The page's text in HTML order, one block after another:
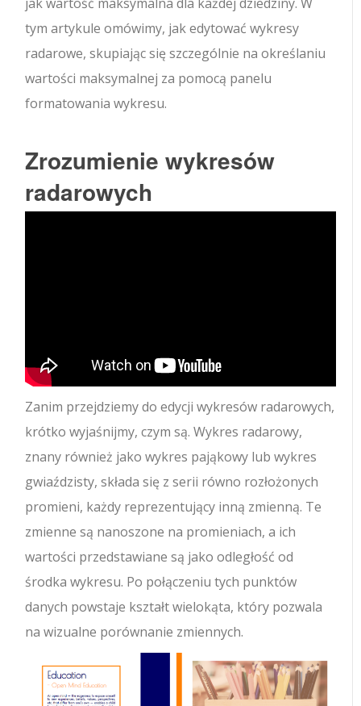
tym artykule omówimy, jak edytować wykresy
radarowe, skupiając się szczególnie na określaniu
wartości maksymalnej za pomocą panelu
formatowania wykresu.
Zrozumienie wykresów
radarowych
Zanim przejdziemy do edycji wykresów radarowych,
krótko wyjaśnijmy, czym są. Wykres radarowy,
znany również jako wykres pająkowy lub wykres
gwiaździsty, składa się z serii równo rozłożonych
promieni, każdy reprezentujący inną zmienną. Te
zmienne są nanoszone na promieniach, a ich
wartości przedstawiane są jako odległość od
środka wykresu. Po połączeniu tych punktów
danych powstaje kształt wielokąta, który pozwala
na wizualne porównanie zmiennych.